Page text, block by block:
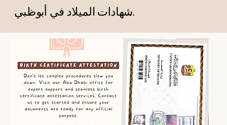
شهادات الميلاد في أبوظبي.